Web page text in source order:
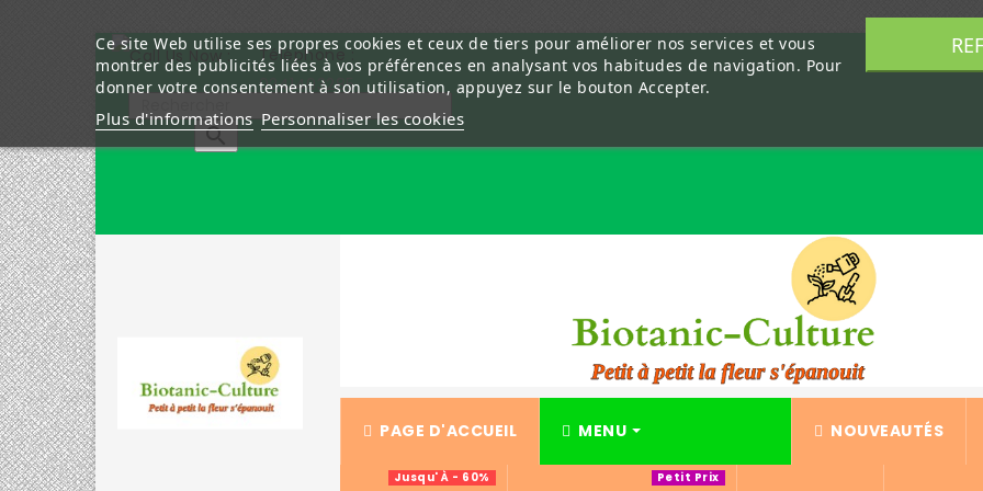
Téléphone :
0241403285

PAGE D'ACCUEIL MENU NOUVEAUTÉS
Jusqu' À - 60% Petit Prix
Ce site Web utilise ses propres cookies et ceux de tiers pour améliorer nos services et vous
montrer des publicités liées à vos préférences en analysant vos habitudes de navigation. Pour
donner votre consentement à son utilisation, appuyez sur le bouton Accepter.
Plus d'informations Personnaliser les cookies